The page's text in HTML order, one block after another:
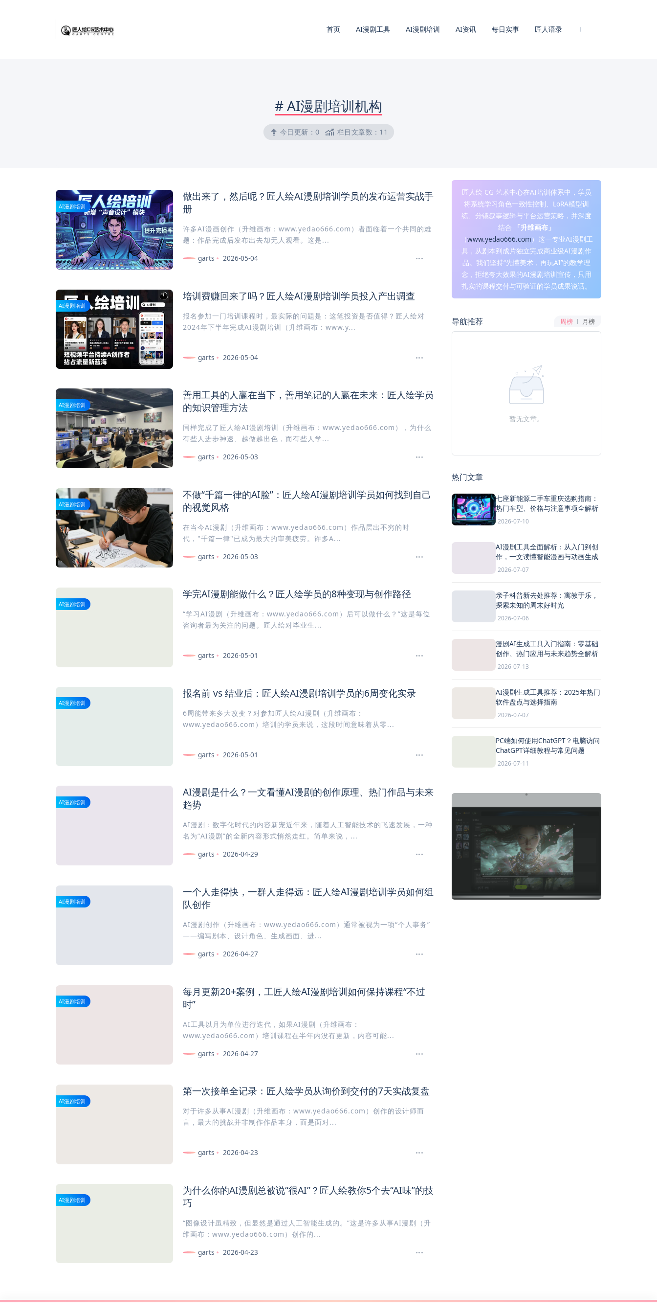
首页 AI漫剧工具 AI漫剧培训 AI资讯 每日实事 匠人语录
#AI漫剧培训机构
今日更新： 0 栏目文章数： 11
AI漫剧培训
做出来了，然后呢？匠人绘AI漫剧培训学员的发布运营实战手
册
许多AI漫画创作（升维画布：www.yedao666.com）者面临着一个共同的难
题：作品完成后发布出去却无人观看。这是...
garts
2026-05-04
AI漫剧培训
培训费赚回来了吗？匠人绘AI漫剧培训学员投入产出调查
报名参加一门培训课程时，最实际的问题是：这笔投资是否值得？匠人绘对
2024年下半年完成AI漫剧培训（升维画布：www.y...
garts 2026-05-04
AI漫剧培训
善用工具的人赢在当下，善用笔记的人赢在未来：匠人绘学员
的知识管理方法
同样完成了匠人绘AI漫剧培训（升维画布：www.yedao666.com），为什么
有些人进步神速、越做越出色，而有些人学...
garts
2026-05-03
AI漫剧培训
不做“千篇一律的AI脸”：匠人绘AI漫剧培训学员如何找到自己
的视觉风格
在当今AI漫剧（升维画布：www.yedao666.com）作品层出不穷的时
代，"千篇一律"已成为最大的审美疲劳。许多A...
garts
2026-05-03
AI漫剧培训
学完AI漫剧能做什么？匠人绘学员的8种变现与创作路径
“学习AI漫剧（升维画布：www.yedao666.com）后可以做什么？”这是每位
咨询者最为关注的问题。匠人绘对毕业生...
garts 2026-05-01
AI漫剧培训
报名前 vs 结业后：匠人绘AI漫剧培训学员的6周变化实录
6周能带来多大改变？对参加匠人绘AI漫剧（升维画布：
www.yedao666.com）培训的学员来说，这段时间意味着从零...
garts 2026-05-01
AI漫剧培训
AI漫剧是什么？一文看懂AI漫剧的创作原理、热门作品与未来
趋势
AI漫剧：数字化时代的内容新宠近年来，随着人工智能技术的飞速发展，一种
名为“AI漫剧”的全新内容形式悄然走红。简单来说，...
garts
2026-04-29
AI漫剧培训
一个人走得快，一群人走得远：匠人绘AI漫剧培训学员如何组
队创作
AI漫剧创作（升维画布：www.yedao666.com）通常被视为一项“个人事务”
——编写剧本、设计角色、生成画面、进...
garts
2026-04-27
AI漫剧培训
每月更新20+案例，工匠人绘AI漫剧培训如何保持课程“不过
时”
AI工具以月为单位进行迭代，如果AI漫剧（升维画布：
www.yedao666.com）培训课程在半年内没有更新，内容可能...
garts
2026-04-27
AI漫剧培训
第一次接单全记录：匠人绘学员从询价到交付的7天实战复盘
对于许多从事AI漫剧（升维画布：www.yedao666.com）创作的设计师而
言，最大的挑战并非制作作品本身，而是面对...
garts 2026-04-23
AI漫剧培训
为什么你的AI漫剧总被说“很AI”？匠人绘教你5个去“AI味”的技
巧
“图像设计虽精致，但显然是通过人工智能生成的。”这是许多从事AI漫剧（升
维画布：www.yedao666.com）创作的...
garts
2026-04-23
匠人绘 CG 艺术中心在AI培训体系中，学员
将系统学习角色一致性控制、LoRA模型训
练、分镜叙事逻辑与平台运营策略，并深度
结合
「升维画布」
（www.yedao666.com）这一专业AI漫剧工
具，从剧本到成片独立完成商业级AI漫剧作
品。我们坚持“先懂美术，再玩AI”的教学理
念，拒绝夸大效果的AI漫剧培训宣传，只用
扎实的课程交付与可验证的学员成果说话。
导航推荐 周榜 月榜
暂无文章。
热门文章
七座新能源二手车重庆选购指南：
热门车型、价格与注意事项全解析
2026-07-10
AI漫剧工具全面解析：从入门到创
作，一文读懂智能漫画与动画生成
2026-07-07
亲子科普新去处推荐：寓教于乐，
探索未知的周末好时光
2026-07-06
漫剧AI生成工具入门指南：零基础
创作、热门应用与未来趋势全解析
2026-07-13
AI漫剧生成工具推荐：2025年热门
软件盘点与选择指南
2026-07-07
PC端如何使用ChatGPT？电脑访问
ChatGPT详细教程与常见问题
2026-07-11